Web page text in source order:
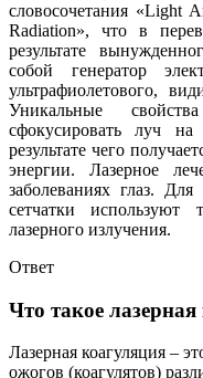
словосочетания «Light
Radiation», что в
результате
собой генератор
ультрафиолетового,
Уникальные
сфокусировать луч
результате чего
энергии. Лазерное
заболеваниях глаз.
сетчатки используют
лазерного излучения.
Ответ
Что такое
Лазерная коагуляция –
ожогов (коагулятов)